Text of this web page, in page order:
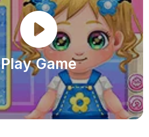
Play Game